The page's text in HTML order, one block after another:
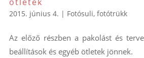
2015. június 4. | Fotósuli, fotótrükk
Az előző részben a pakolást és
beállítások és egyéb ötletek jönnek.